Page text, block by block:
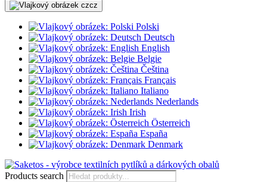
cz
Polski
Deutsch
English
Belgie
Čeština
Français
Italiano
Nederlands
Irish
Österreich
España
Denmark
Products search